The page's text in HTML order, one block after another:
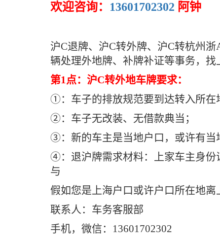
欢迎咨询： 13601702302 阿钟
沪C退牌、沪C转外牌、沪C转杭州
辆处理外地牌、补牌补证等事务，找
第1点：沪C转外地车牌要求：
①：车子的排放规范要到达转入所在
②：车子无改装、无借款典当；
③：新的车主是当地户口，或许有当
④：退沪牌需求材料：上家车主身份
与
假如您是上海户口或许户口所在地
联系人：车务客服部
手机，微信：13601702302